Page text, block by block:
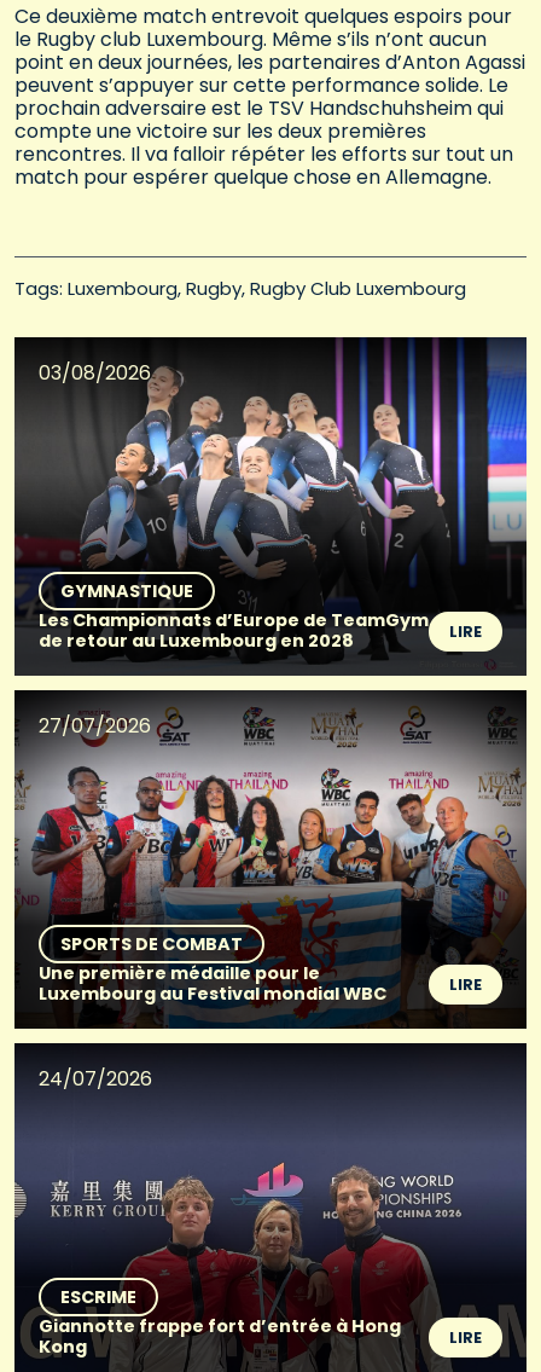
Ce deuxième match entrevoit quelques espoirs pour
le Rugby club Luxembourg. Même s’ils n’ont aucun
point en deux journées, les partenaires d’Anton Agassi
peuvent s’appuyer sur cette performance solide. Le
prochain adversaire est le TSV Handschuhsheim qui
compte une victoire sur les deux premières
rencontres. Il va falloir répéter les efforts sur tout un
match pour espérer quelque chose en Allemagne.
Tags: Luxembourg Rugby Rugby Club Luxembourg
03/08/2026
GYMNASTIQUE
Les Championnats d’Europe de TeamGym
de retour au Luxembourg en 2028
LIRE
27/07/2026
SPORTS DE COMBAT
Une première médaille pour le
Luxembourg au Festival mondial WBC
LIRE
24/07/2026
ESCRIME
Giannotte frappe fort d’entrée à Hong
Kong
LIRE